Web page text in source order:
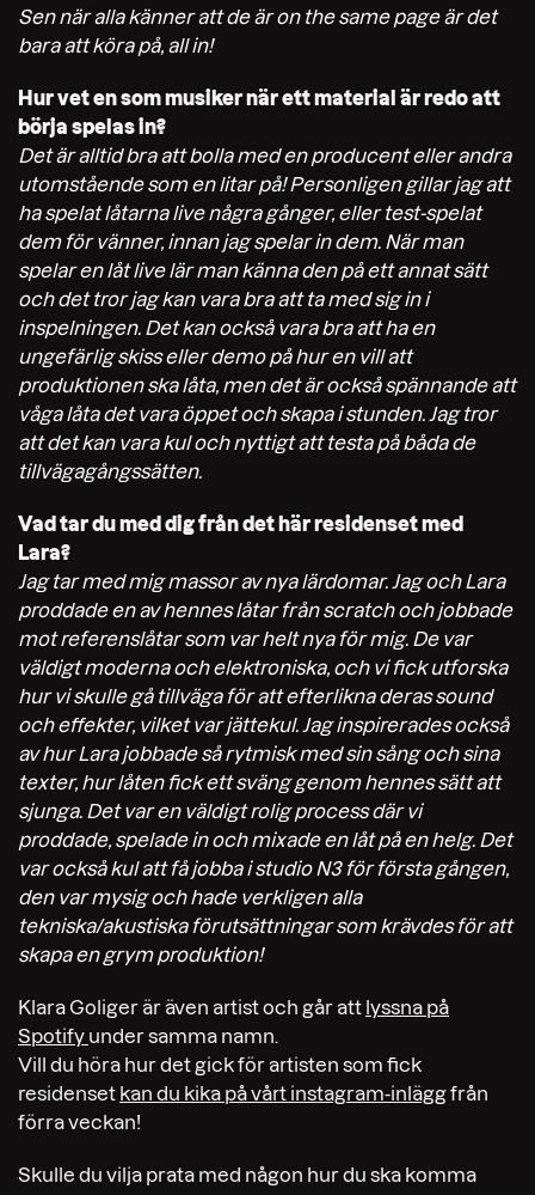
Sen när alla känner att de är on the same page är det
bara att köra på, all in!
Hur vet en som musiker när ett material är redo att
börja spelas in?
Det är alltid bra att bolla med en producent eller andra
utomstående som en litar på! Personligen gillar jag att
ha spelat låtarna live några gånger, eller test-spelat
dem för vänner, innan jag spelar in dem. När man
spelar en låt live lär man känna den på ett annat sätt
och det tror jag kan vara bra att ta med sig in i
inspelningen. Det kan också vara bra att ha en
ungefärlig skiss eller demo på hur en vill att
produktionen ska låta, men det är också spännande att
våga låta det vara öppet och skapa i stunden. Jag tror
att det kan vara kul och nyttigt att testa på båda de
tillvägagångssätten.
Vad tar du med dig från det här residenset med
Lara?
Jag tar med mig massor av nya lärdomar. Jag och Lara
proddade en av hennes låtar från scratch och jobbade
mot referenslåtar som var helt nya för mig. De var
väldigt moderna och elektroniska, och vi fick utforska
hur vi skulle gå tillväga för att efterlikna deras sound
och effekter, vilket var jättekul. Jag inspirerades också
av hur Lara jobbade så rytmisk med sin sång och sina
texter, hur låten fick ett sväng genom hennes sätt att
sjunga. Det var en väldigt rolig process där vi
proddade, spelade in och mixade en låt på en helg. Det
var också kul att få jobba i studio N3 för första gången,
den var mysig och hade verkligen alla
tekniska/akustiska förutsättningar som krävdes för att
skapa en grym produktion!
Klara Goliger är även artist och går att lyssna på
Spotify under samma namn.
Vill du höra hur det gick för artisten som fick
residenset kan du kika på vårt instagram-inläggfrån
förra veckan!
Skulle du vilja prata med någon hur du ska komma